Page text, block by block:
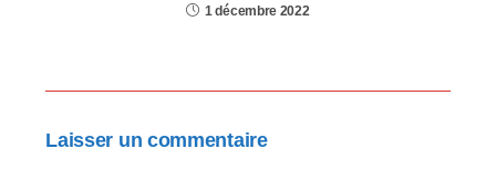
1 décembre 2022
Laisser un commentaire